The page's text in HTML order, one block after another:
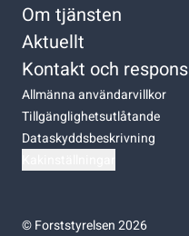
Om tjänsten
Aktuellt
Kontakt och respons
Allmänna användarvillkor
Tillgänglighetsutlåtande
Dataskyddsbeskrivning
©Forststyrelsen 2026